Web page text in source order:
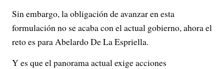
Sin embargo, la obligación de avanzar en esta
formulación no se acaba con el actual gobierno, ahora el
reto es para Abelardo De La Espriella.
Y es que el panorama actual exige acciones